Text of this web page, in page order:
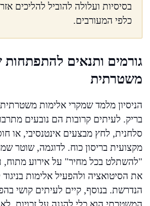
בסיסיות ועלולה להוביל להליכים
כלפי המעורבים.
גורמים ותנאים
משטרתית
הניסיון מלמד שמקרי אלימות
בריק. לעיתים קרובות הם נובעים
סלחנית, לחץ מבצעים אינטנסיבי, או
מקצועית בריסון כוח. לדוגמה, שוטר
"להשתלט בכל מחיר" על אירוע מתוח,
את הסיטואציה ולהפעיל אלימות בניגוד
הנדרשת. בנוסף, קיים לעיתים קושי